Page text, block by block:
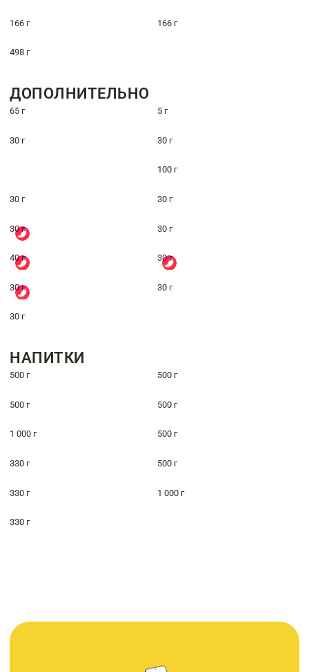
166 г 166 г
498 г
ДОПОЛНИТЕЛЬНО
65 г 5 г
30 г 30 г
100 г
30 г 30 г
30 г 30 г
40 г 30 г
30 г 30 г
30 г
НАПИТКИ
500 г 500 г
500 г 500 г
1 000 г 500 г
330 г 500 г
330 г 1 000 г
330 г